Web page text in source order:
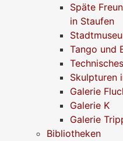
Späte
in Staufen
Tango und
Skulpturen
Galerie
Galerie K
Galerie
Bibliotheken